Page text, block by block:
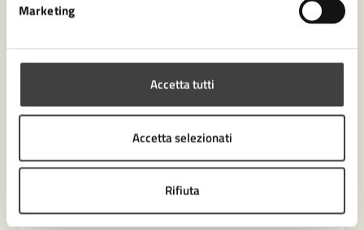
Marketing
Accetta tutti
Accetta selezionati
Rifiuta
Amministrazione
Settore Polizia Locale